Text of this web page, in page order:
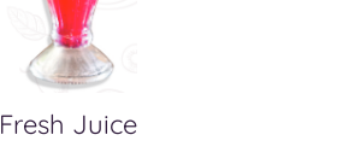
Fresh Juice